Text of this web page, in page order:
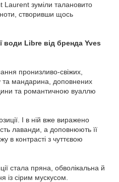
зуміли талановито
ноти, створивши щось
Libre від бренда Yves
пронизливо-свіжих,
та мандарина, доповнених
та романтичною вуаллю
І в ній вже виражено
лаванди, а доповнюють її
в контрасті з чуттєвою
стала пряна, обволікальна й
із сірим мускусом.